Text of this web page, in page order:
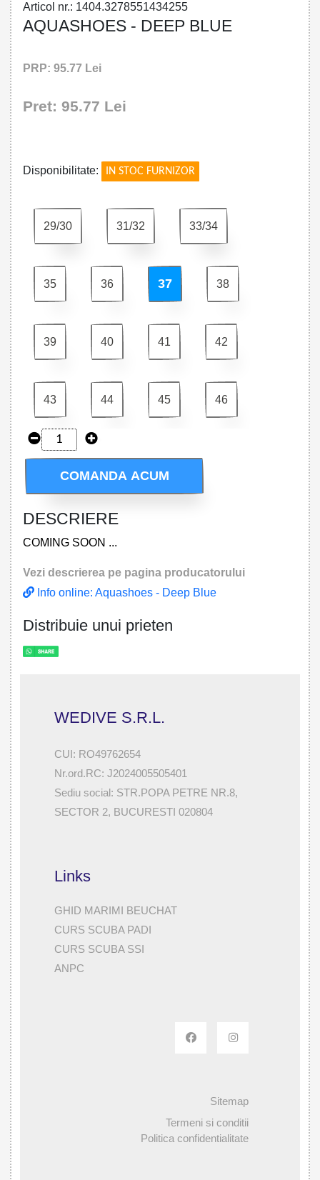
Articol nr.: 1404.3278551434255
AQUASHOES - DEEP BLUE
PRP: 95.77 Lei
Pret: 95.77 Lei
Disponibilitate: IN STOC FURNIZOR
29/30 31/32 33/34
35 36 37 38
39 40 41 42
43 44 45 46
COMANDA ACUM
DESCRIERE
COMING SOON ...
Vezi descrierea pe pagina producatorului
Info online: Aquashoes - Deep Blue
Distribuie unui prieten
WEDIVE S.R.L.
CUI: RO49762654
Nr.ord.RC: J2024005505401
Sediu social: STR.POPA PETRE NR.8,
SECTOR 2, BUCURESTI 020804
Links
GHID MARIMI BEUCHAT
CURS SCUBA PADI
CURS SCUBA SSI
ANPC
Sitemap
Termeni si conditii
Politica confidentialitate